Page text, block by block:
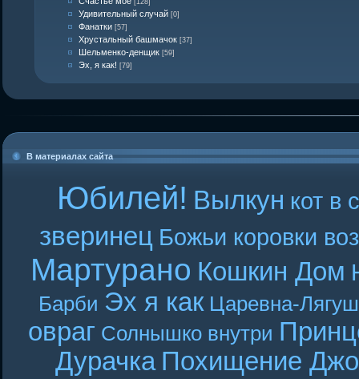
[128]
Удивительный случай [0]
Фанатки [57]
Хрустальный башмачок [37]
Шельменко-денщик [59]
Эх, я как! [79]
В материалах сайта
Юбилей! Вылкун кот в
зверинец Божьи коровки
Мартурано Кошкин Дом
Барби Эх я как Царевна-
овраг Солнышко внутри
Дурачка Похищение